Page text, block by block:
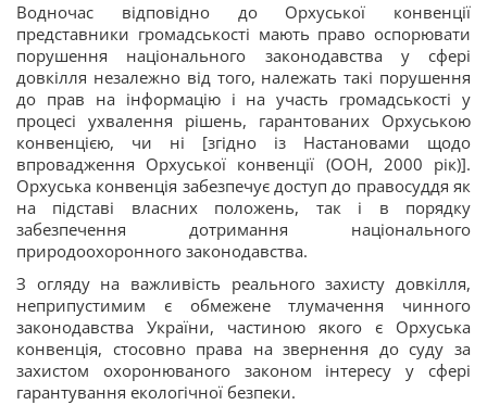
Водночас відповідно до Орхуської конвенції
представники громадськості мають право оспорювати
порушення національного законодавства у сфері
довкілля незалежно від того, належать такі порушення
до прав на інформацію і на участь громадськості у
процесі ухвалення рішень, гарантованих Орхуською
конвенцією, чи ні [згідно із Настановами щодо
впровадження Орхуської конвенції (ООН, 2000 рік)].
Орхуська конвенція забезпечує доступ до правосуддя як
на підставі власних положень, так і в порядку
забезпечення дотримання національного
природоохоронного законодавства.
З огляду на важливість реального захисту довкілля,
неприпустимим є обмежене тлумачення чинного
законодавства України, частиною якого є Орхуська
конвенція, стосовно права на звернення до суду за
захистом охоронюваного законом інтересу у сфері
гарантування екологічної безпеки.